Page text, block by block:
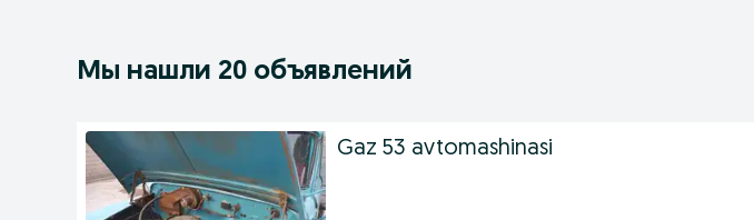
Мы нашли 20 объявлений
Gaz 53 avtomashinasi